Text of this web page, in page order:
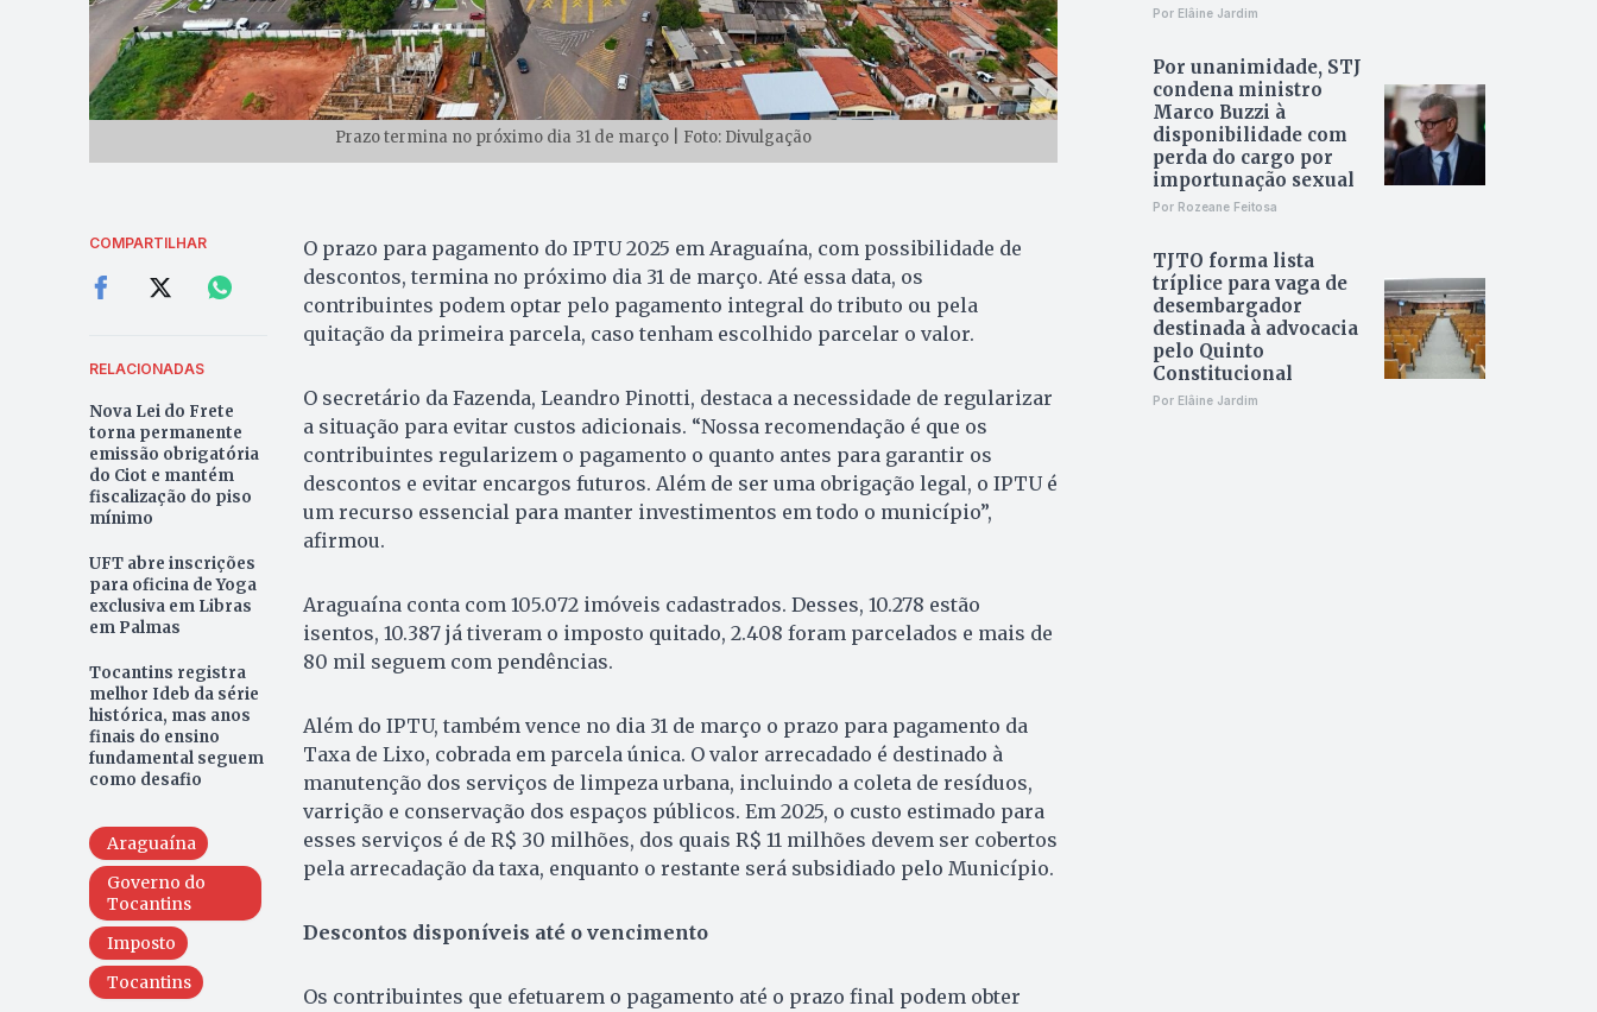
Prazo termina no próximo dia 31 de março | Foto: Divulgação
COMPARTILHAR
RELACIONADAS
Nova Lei do Frete
torna permanente
emissão obrigatória
do Ciot e mantém
fiscalização do piso
mínimo
UFT abre inscrições
para oficina de Yoga
exclusiva em Libras
em Palmas
Tocantins registra
melhor Ideb da série
histórica, mas anos
finais do ensino
fundamental seguem
como desafio
Araguaína
Governo do
Tocantins
Imposto
Tocantins
O prazo para pagamento do IPTU 2025 em Araguaína, com possibilidade de
descontos, termina no próximo dia 31 de março. Até essa data, os
contribuintes podem optar pelo pagamento integral do tributo ou pela
quitação da primeira parcela, caso tenham escolhido parcelar o valor.
O secretário da Fazenda, Leandro Pinotti, destaca a necessidade de regularizar
a situação para evitar custos adicionais. “Nossa recomendação é que os
contribuintes regularizem o pagamento o quanto antes para garantir os
descontos e evitar encargos futuros. Além de ser uma obrigação legal, o IPTU é
um recurso essencial para manter investimentos em todo o município”,
afirmou.
Araguaína conta com 105.072 imóveis cadastrados. Desses, 10.278 estão
isentos, 10.387 já tiveram o imposto quitado, 2.408 foram parcelados e mais de
80 mil seguem com pendências.
Além do IPTU, também vence no dia 31 de março o prazo para pagamento da
Taxa de Lixo, cobrada em parcela única. O valor arrecadado é destinado à
manutenção dos serviços de limpeza urbana, incluindo a coleta de resíduos,
varrição e conservação dos espaços públicos. Em 2025, o custo estimado para
esses serviços é de R$ 30 milhões, dos quais R$ 11 milhões devem ser cobertos
pela arrecadação da taxa, enquanto o restante será subsidiado pelo Município.
Descontos disponíveis até o vencimento
Os contribuintes que efetuarem o pagamento até o prazo final podem obter
Por Elâine Jardim
Por unanimidade, STJ
condena ministro
Marco Buzzi à
disponibilidade com
perda do cargo por
importunação sexual
Por Rozeane Feitosa
TJTO forma lista
tríplice para vaga de
desembargador
destinada à advocacia
pelo Quinto
Constitucional
Por Elâine Jardim